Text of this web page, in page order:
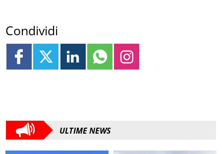
Condividi
ULTIME NEWS